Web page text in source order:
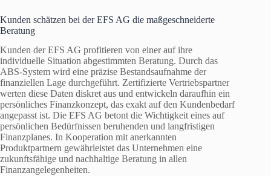
Kunden schätzen bei der EFS AG die maßgeschneiderte
Beratung
Kunden der EFS AG profitieren von einer auf ihre
individuelle Situation abgestimmten Beratung. Durch das
ABS-System wird eine präzise Bestandsaufnahme der
finanziellen Lage durchgeführt. Zertifizierte Vertriebspartner
werten diese Daten diskret aus und entwickeln daraufhin ein
persönliches Finanzkonzept, das exakt auf den Kundenbedarf
angepasst ist. Die EFS AG betont die Wichtigkeit eines auf
persönlichen Bedürfnissen beruhenden und langfristigen
Finanzplanes. In Kooperation mit anerkannten
Produktpartnern gewährleistet das Unternehmen eine
zukunftsfähige und nachhaltige Beratung in allen
Finanzangelegenheiten.